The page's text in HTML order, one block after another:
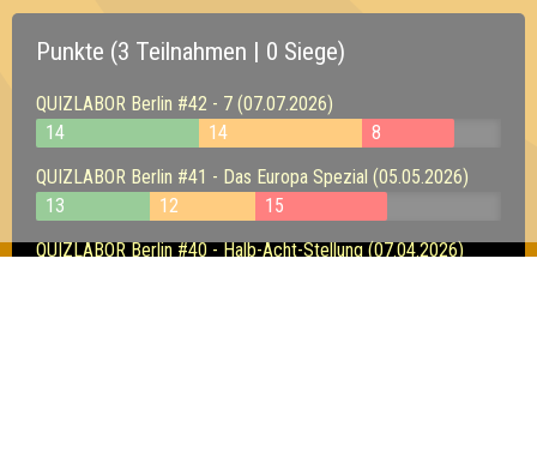
Punkte (3 Teilnahmen | 0 Siege)
QUIZLABOR Berlin #42 - 7 (07.07.2026)
14
14
8
QUIZLABOR Berlin #41 - Das Europa Spezial (05.05.2026)
13
12
15
QUIZLABOR Berlin #40 - Halb-Acht-Stellung (07.04.2026)